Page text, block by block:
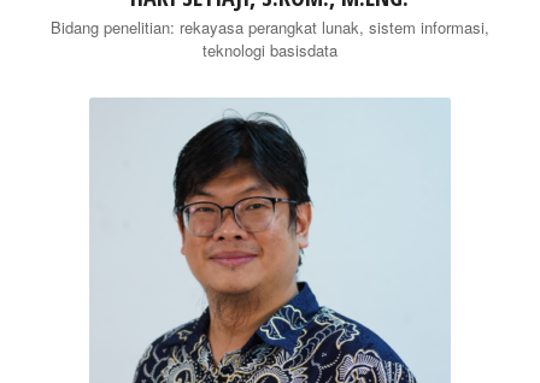
Bidang penelitian: rekayasa perangkat lunak, sistem informasi,
teknologi basisdata